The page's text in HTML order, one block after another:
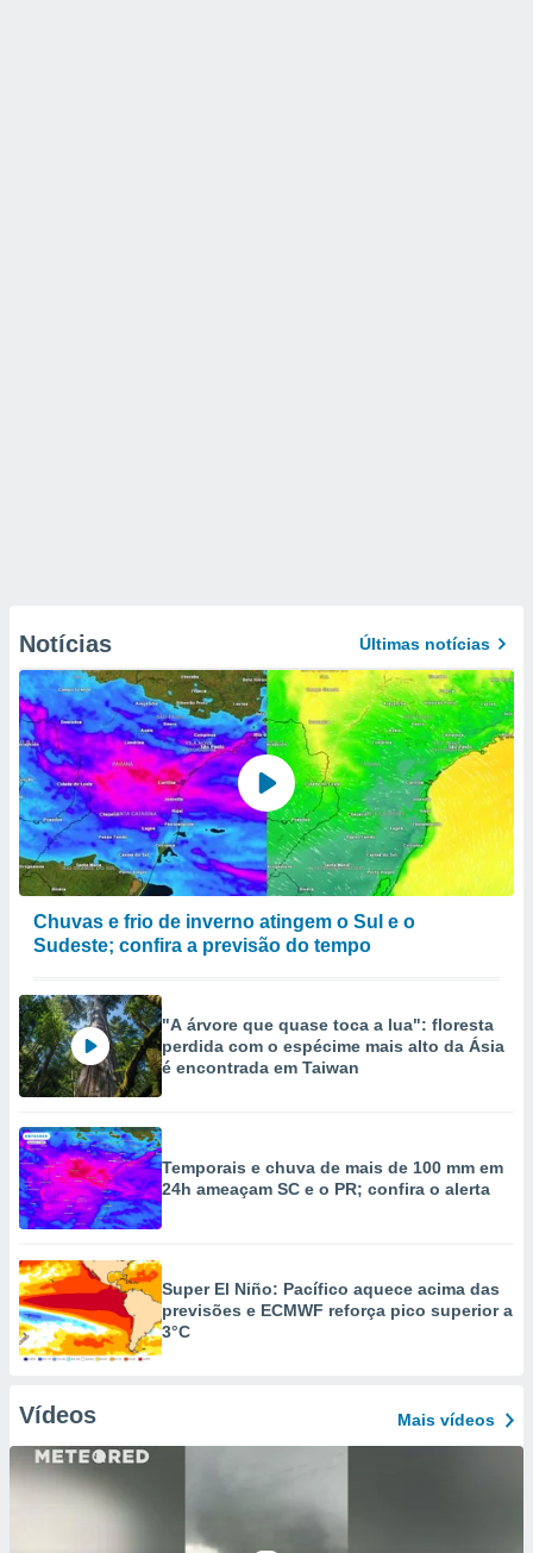
Notícias Últimas notícias
Chuvas e frio de inverno atingem o Sul e o
Sudeste; confira a previsão do tempo
"A árvore que quase toca a lua": floresta
perdida com o espécime mais alto da Ásia
é encontrada em Taiwan
Temporais e chuva de mais de 100 mm em
24h ameaçam SC e o PR; confira o alerta
Super El Niño: Pacífico aquece acima das
previsões e ECMWF reforça pico superior a
3°C
Vídeos Mais vídeos